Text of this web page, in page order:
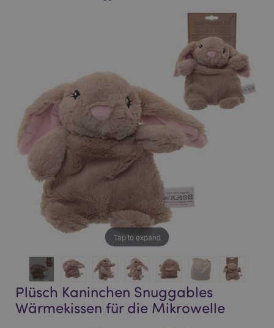
gallery
gallery
Tap to expand
Plüsch Kaninchen Snuggables
Wärmekissen für die Mikrowelle